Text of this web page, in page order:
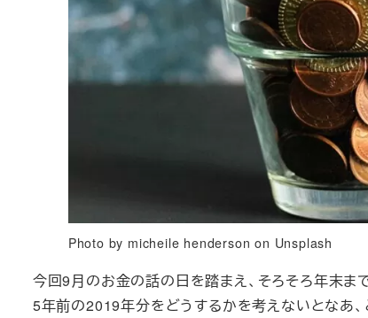
Photo by micheile henderson on Unsplash
今回9月のお金の話の日を踏まえ、そろそろ年末ま
5年前の2019年分をどうするかを考えないとなあ、